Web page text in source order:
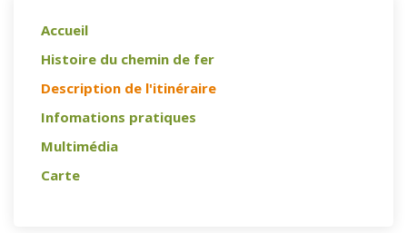
Accueil
Histoire du chemin de fer
Description de l'itinéraire
Infomations pratiques
Multimédia
Carte